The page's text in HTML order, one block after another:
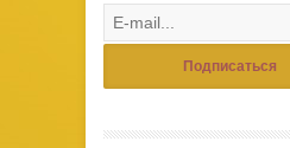
Подписаться